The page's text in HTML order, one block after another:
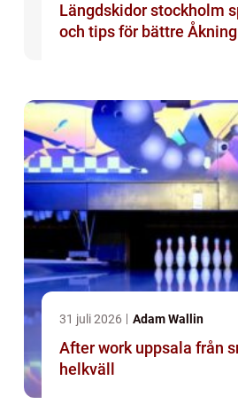
Längdskidor stockholm spår, utrustning
och tips för bättre Åkning
31 juli 2026 Adam Wallin
After work uppsala från snabb aw till
helkväll